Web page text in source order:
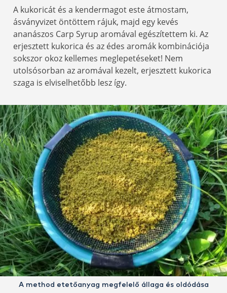
A kukoricát és a kendermagot este átmostam,
ásványvizet öntöttem rájuk, majd egy kevés
ananászos Carp Syrup aromával egészítettem ki. Az
erjesztett kukorica és az édes aromák kombinációja
sokszor okoz kellemes meglepetéseket! Nem
utolsósorban az aromával kezelt, erjesztett kukorica
szaga is elviselhetőbb lesz így.
A method etetőanyag megfelelő állaga és oldódása